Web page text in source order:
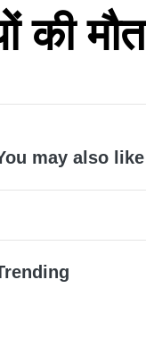
की मौत
may also like